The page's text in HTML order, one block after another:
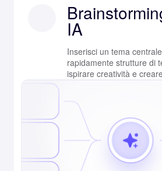
IA
Inserisci un tema
rapidamente strutture di
ispirare creatività e